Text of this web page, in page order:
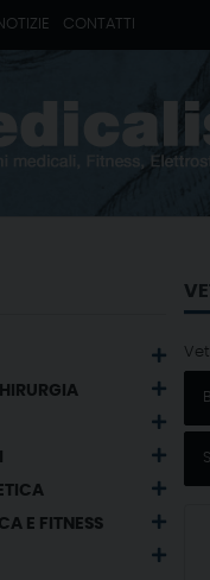
CONTATTI
E FITNESS